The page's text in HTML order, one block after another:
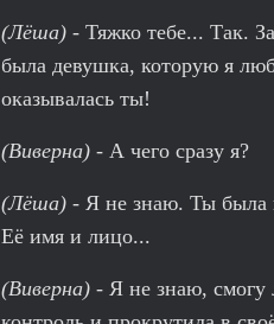
(Лёша) - Тяжко тебе... Так.
была девушка, которую я
оказывалась ты!
(Виверна) - А чего сразу я?
(Лёша) - Я не знаю. Ты была
Её имя и лицо...
(Виверна) - Я не знаю, смогу